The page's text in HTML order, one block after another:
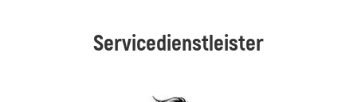
Servicedienstleister